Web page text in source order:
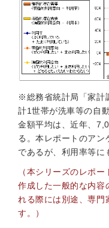
※総務省統計局「家計
計1世帯が洗車等の自
金額平均は、近年、
る。本レポートのア
であるが、利用率等に
（本シリーズのレポ
作成した一般的な内容
れる際には別途、専門
す。）